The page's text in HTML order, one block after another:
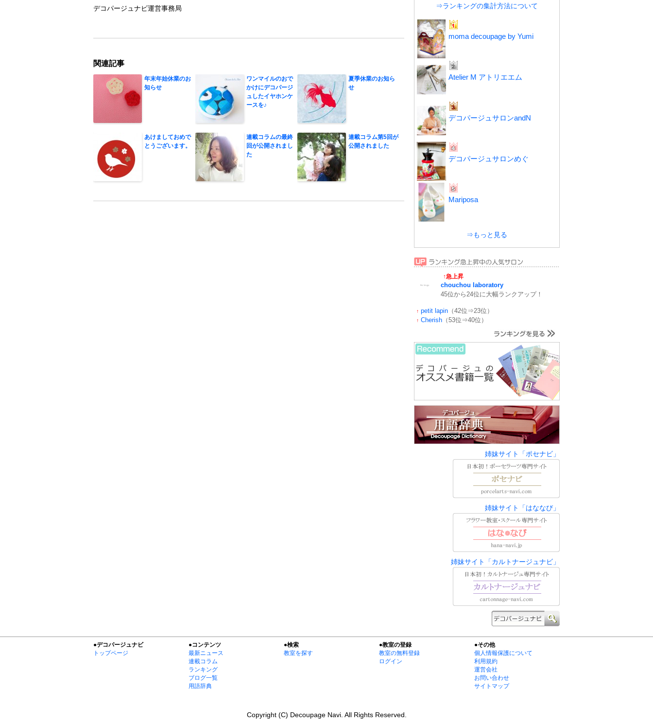
デコパージュナビ運営事務局
関連記事
年末年始休業のお
知らせ
ワンマイルのおで
かけにデコパージ
ュしたイヤホンケ
ースを♪
夏季休業のお知ら
せ
あけましておめで
とうございます。
連載コラムの最終
回が公開されまし
た
連載コラム第5回が
公開されました
⇒ランキングの集計方法について
moma decoupage by Yumi
Atelier M アトリエエム
デコパージュサロンandN
デコパージュサロンめぐ
Mariposa
⇒もっと見る
↑急上昇
chouchou laboratory
45位から24位に大幅ランクアップ！
↑ petit lapin （42位⇒23位）
↑ Cherish （53位⇒40位）
姉妹サイト「ポセナビ」
姉妹サイト「はななび」
姉妹サイト「カルトナージュナビ」
●デコパージュナビ
トップページ
●コンテンツ
最新ニュース
連載コラム
ランキング
ブログ一覧
用語辞典
●検索
教室を探す
●教室の登録
教室の無料登録
ログイン
●その他
個人情報保護について
利用規約
運営会社
お問い合わせ
サイトマップ
Copyright (C) Decoupage Navi. All Rights Reserved.